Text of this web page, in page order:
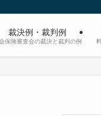
裁決例・裁判例
保険審査会の裁決と裁判の例